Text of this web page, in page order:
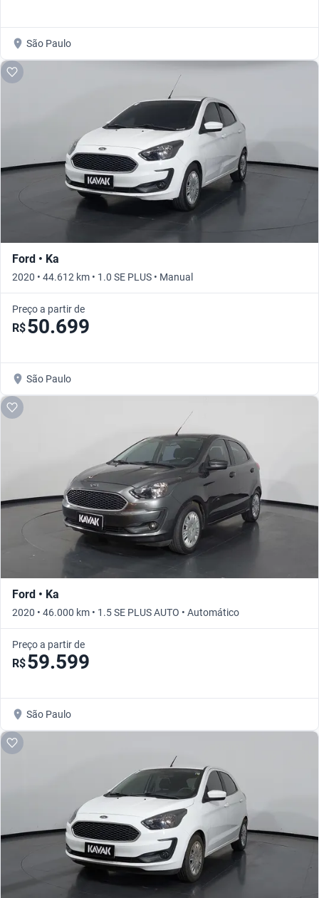
São Paulo
Ford • Ka
2020 • 44.612 km • 1.0 SE PLUS • Manual
Preço a partir de
R$50.699
São Paulo
Ford • Ka
2020 • 46.000 km • 1.5 SE PLUS AUTO • Automático
Preço a partir de
R$59.599
São Paulo